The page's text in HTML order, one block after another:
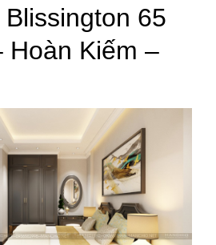
65
Hoàn Kiếm –